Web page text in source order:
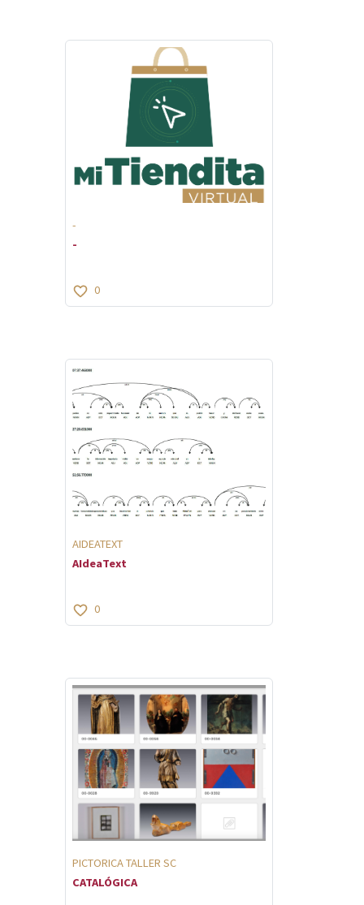
-
-
0
AIDEATEXT
AIdeaText
0
PICTORICA TALLER SC
CATALÓGICA